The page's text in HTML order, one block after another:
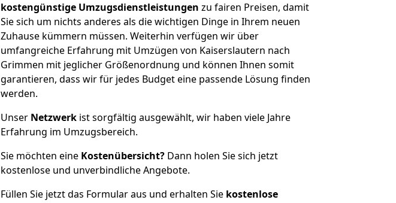
kostengünstige Umzugsdienstleistungen zu fairen Preisen, damit
Sie sich um nichts anderes als die wichtigen Dinge in Ihrem neuen
Zuhause kümmern müssen. Weiterhin verfügen wir über
umfangreiche Erfahrung mit Umzügen von Kaiserslautern nach
Grimmen mit jeglicher Größenordnung und können Ihnen somit
garantieren, dass wir für jedes Budget eine passende Lösung finden
werden.
Unser Netzwerk ist sorgfältig ausgewählt, wir haben viele Jahre
Erfahrung im Umzugsbereich.
Sie möchten eine Kostenübersicht? Dann holen Sie sich jetzt
kostenlose und unverbindliche Angebote.
Füllen Sie jetzt das Formular aus und erhalten Sie kostenlose